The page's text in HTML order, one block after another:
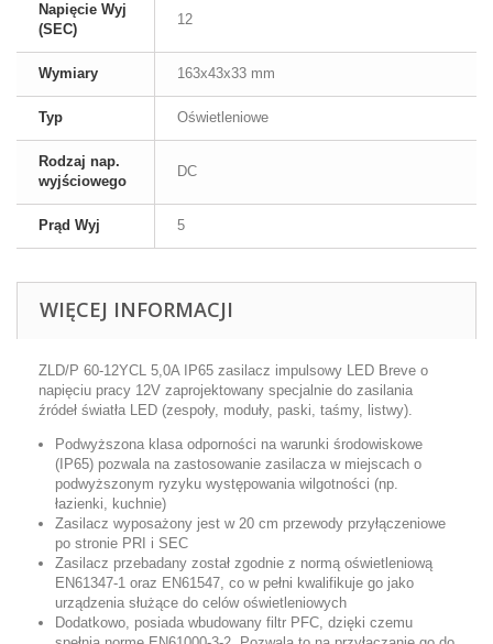
Napięcie Wyj
(SEC)
12
Wymiary 163x43x33 mm
Typ Oświetleniowe
Rodzaj nap.
wyjściowego
DC
Prąd Wyj 5
WIĘCEJ INFORMACJI
ZLD/P 60-12YCL 5,0A IP65 zasilacz impulsowy LED Breve o
napięciu pracy 12V zaprojektowany specjalnie do zasilania
źródeł światła LED (zespoły, moduły, paski, taśmy, listwy).
Podwyższona klasa odporności na warunki środowiskowe
(IP65) pozwala na zastosowanie zasilacza w miejscach o
podwyższonym ryzyku występowania wilgotności (np.
łazienki, kuchnie)
Zasilacz wyposażony jest w 20 cm przewody przyłączeniowe
po stronie PRI i SEC
Zasilacz przebadany został zgodnie z normą oświetleniową
EN61347-1 oraz EN61547, co w pełni kwalifikuje go jako
urządzenia służące do celów oświetleniowych
Dodatkowo, posiada wbudowany filtr PFC, dzięki czemu